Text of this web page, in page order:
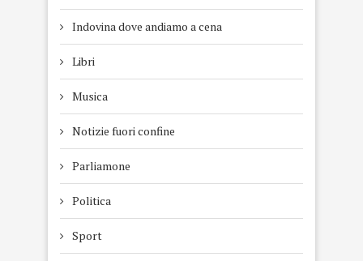
Indovina dove andiamo a cena
Libri
Musica
Notizie fuori confine
Parliamone
Politica
Sport